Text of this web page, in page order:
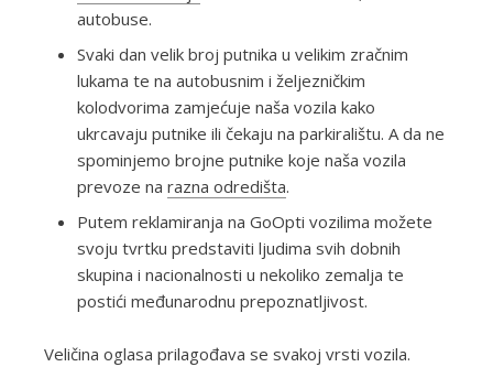
autobuse.
Svaki dan velik broj putnika u velikim zračnim
lukama te na autobusnim i željezničkim
kolodvorima zamjećuje naša vozila kako
ukrcavaju putnike ili čekaju na parkiralištu. A da ne
spominjemo brojne putnike koje naša vozila
prevoze na razna odredišta.
Putem reklamiranja na GoOpti vozilima možete
svoju tvrtku predstaviti ljudima svih dobnih
skupina i nacionalnosti u nekoliko zemalja te
postići međunarodnu prepoznatljivost.
Veličina oglasa prilagođava se svakoj vrsti vozila.